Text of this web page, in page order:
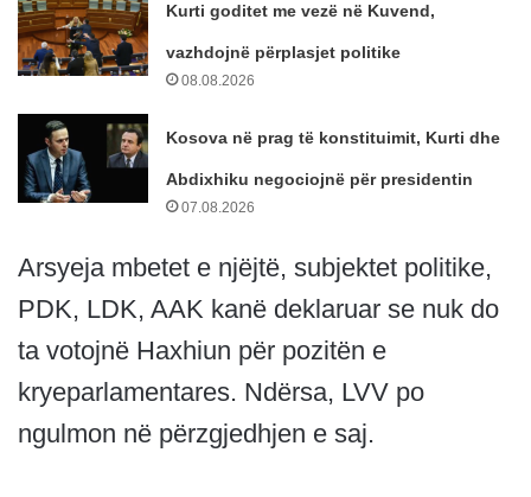
Kurti goditet me vezë në Kuvend,
vazhdojnë përplasjet politike
08.08.2026
Kosova në prag të konstituimit, Kurti dhe
Abdixhiku negociojnë për presidentin
07.08.2026
Arsyeja mbetet e njëjtë, subjektet politike,
PDK, LDK, AAK kanë deklaruar se nuk do
ta votojnë Haxhiun për pozitën e
kryeparlamentares. Ndërsa, LVV po
ngulmon në përzgjedhjen e saj.